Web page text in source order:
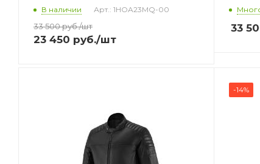
В наличии Арт.: 1HOA23MQ-00
33 500руб./шт
23 450 руб./шт
33
-14%